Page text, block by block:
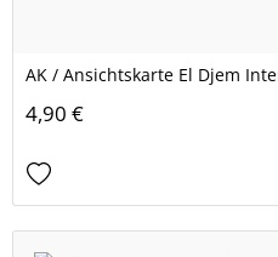
AK / Ansichtskarte El Djem
4,90 €